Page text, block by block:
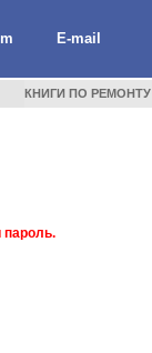
E-mail
КНИГИ ПО РЕМОНТУ
пароль.